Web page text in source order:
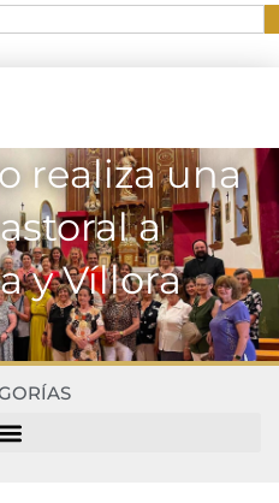
realiza una
a
y Víllora